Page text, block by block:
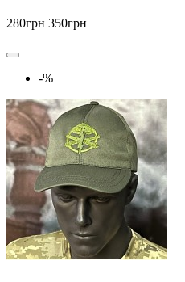
280грн 350грн
-%